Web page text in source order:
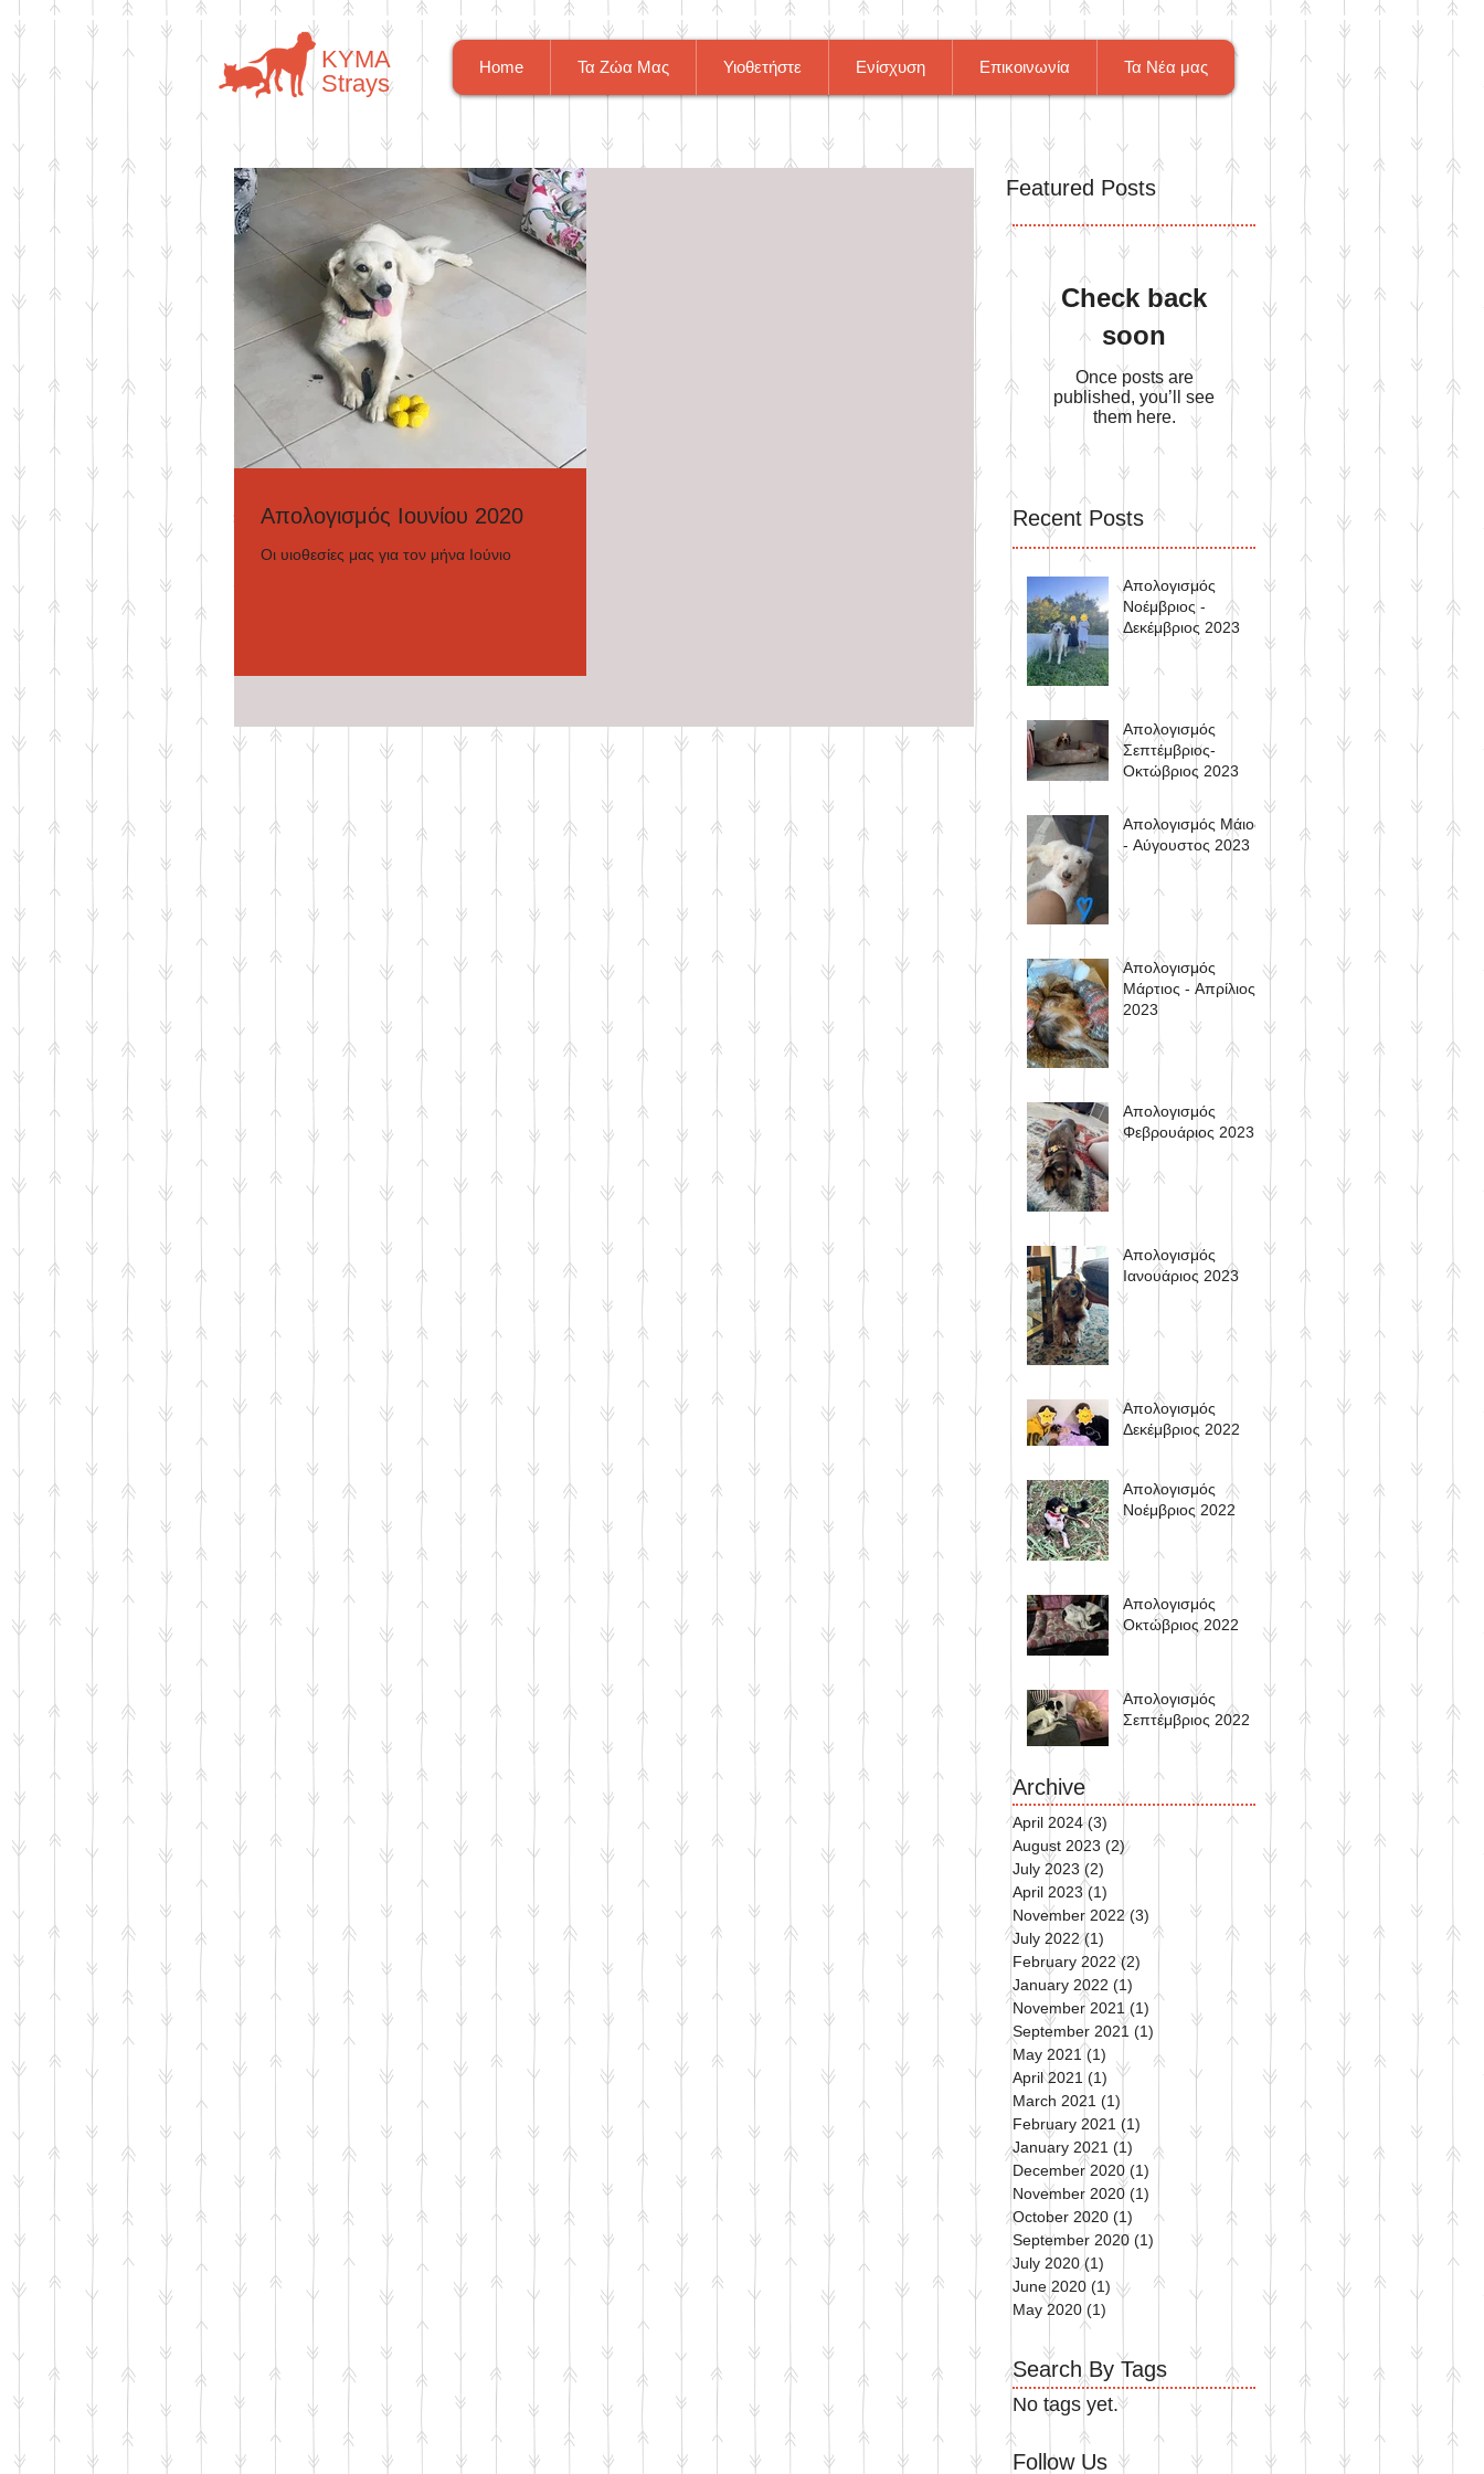
​​ΚΥΜΑ
​Strays
Home Τα Ζώα Μας Υιοθετήστε Ενίσχυση Επικοινωνία Τα Νέα μας
Απολογισμός Ιουνίου 2020
Οι υιοθεσίες μας για τον μήνα Ιούνιο
Featured Posts
Check back
soon
Once posts are
published, you’ll see
them here.
Recent Posts
Απολογισμός
Νοέμβριος -
Δεκέμβριος 2023
Απολογισμός
Σεπτέμβριος-
Οκτώβριος 2023
Απολογισμός Μάιος
- Αύγουστος 2023
Απολογισμός
Μάρτιος - Απρίλιος
2023
Απολογισμός
Φεβρουάριος 2023
Απολογισμός
Ιανουάριος 2023
Aπολογισμός
Δεκέμβριος 2022
Απολογισμός
Νοέμβριος 2022
Απολογισμός
Oκτώβριος 2022
Απολογισμός
Σεπτέμβριος 2022
Archive
April 2024 (3)
August 2023 (2)2 posts
July 2023 (2)
April 2023 (1)
November 2022 (3) 3 posts
July 2022 (1)
February 2022 (2)
January 2022 (1)
November 2021 (1)
September 2021 (1) 1 post
May 2021 (1)
April 2021 (1) 1 post
March 2021 (1)
February 2021 (1)
January 2021 (1) 1 post
December 2020 (1)
November 2020 (1) 1 post
October 2020 (1) 1 post
September 2020 (1) 1 post
July 2020 (1)
June 2020 (1) 1 post
May 2020 (1)
Search By Tags
No tags yet.
Follow Us